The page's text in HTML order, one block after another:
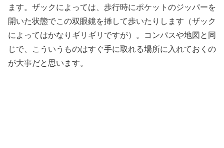
ます。ザックによっては、歩行時にポケットのジッパーを
開いた状態でこの双眼鏡を挿して歩いたりします（ザック
によってはかなりギリギリですが）。コンパスや地図と同
じで、こういうものはすぐ手に取れる場所に入れておくの
が大事だと思います。